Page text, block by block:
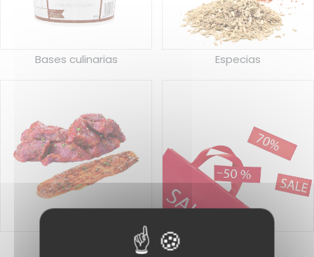
Bases culinarias Especias